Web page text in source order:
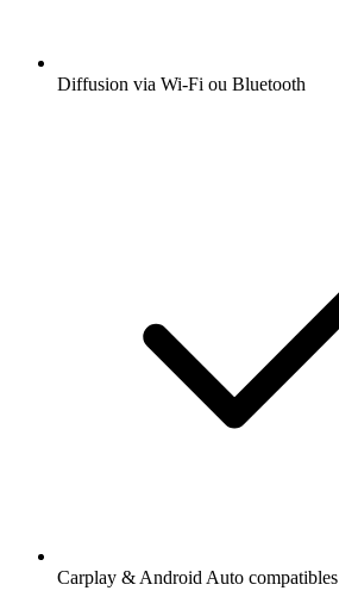
Diffusion via Wi-Fi ou Bluetooth
Carplay & Android Auto compatibles